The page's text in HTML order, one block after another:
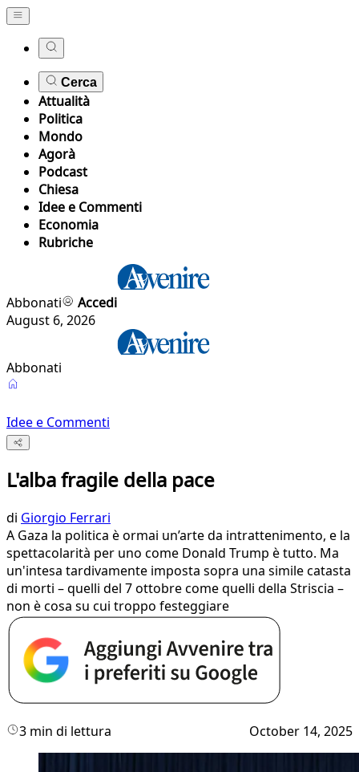
Cerca
Attualità
Politica
Mondo
Agorà
Podcast
Chiesa
Idee e Commenti
Economia
Rubriche
Abbonati
Accedi
August 6, 2026
Abbonati
Idee e Commenti
L'alba fragile della pace
di Giorgio Ferrari
A Gaza la politica è ormai un’arte da intrattenimento, e la
spettacolarità per uno come Donald Trump è tutto. Ma
un'intesa tardivamente imposta sopra una simile catasta
di morti – quelli del 7 ottobre come quelli della Striscia –
non è cosa su cui troppo festeggiare
3 min di lettura October 14, 2025